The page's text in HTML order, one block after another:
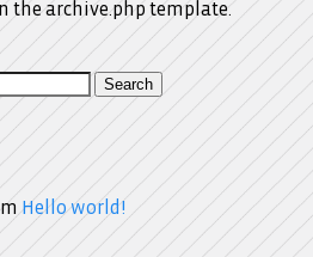
the archive.php template.
Search
Hello world!